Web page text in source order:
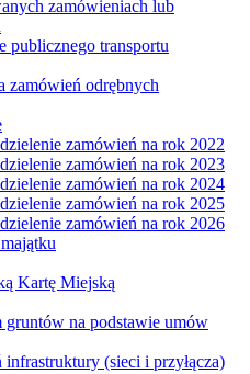
zamówieniach lub
publicznego transportu
zamówień odrębnych
zamówień na rok 2022
zamówień na rok 2023
zamówień na rok 2024
zamówień na rok 2025
zamówień na rok 2026
Kartę Miejską
gruntów na podstawie umów
(sieci i przyłącza)